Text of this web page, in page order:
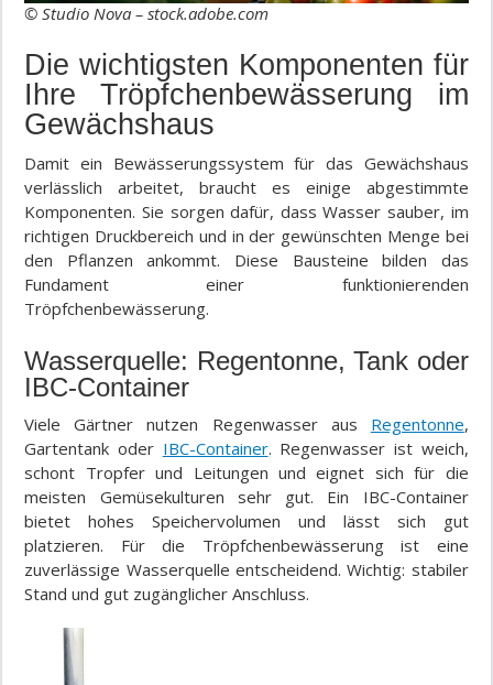
© Studio Nova – stock.adobe.com
Die wichtigsten Komponenten für
Ihre Tröpfchenbewässerung im
Gewächshaus
Damit ein Bewässerungssystem für das Gewächshaus
verlässlich arbeitet, braucht es einige abgestimmte
Komponenten. Sie sorgen dafür, dass Wasser sauber, im
richtigen Druckbereich und in der gewünschten Menge bei
den Pflanzen ankommt. Diese Bausteine bilden das
Fundament einer funktionierenden
Tröpfchenbewässerung.
Wasserquelle: Regentonne, Tank oder
IBC-Container
Viele Gärtner nutzen Regenwasser aus Regentonne,
Gartentank oder IBC-Container. Regenwasser ist weich,
schont Tropfer und Leitungen und eignet sich für die
meisten Gemüsekulturen sehr gut. Ein IBC-Container
bietet hohes Speichervolumen und lässt sich gut
platzieren. Für die Tröpfchenbewässerung ist eine
zuverlässige Wasserquelle entscheidend. Wichtig: stabiler
Stand und gut zugänglicher Anschluss.